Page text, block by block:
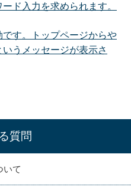
ド入力を求められます。
です。トップページからや
うメッセージが表示さ
質問
て